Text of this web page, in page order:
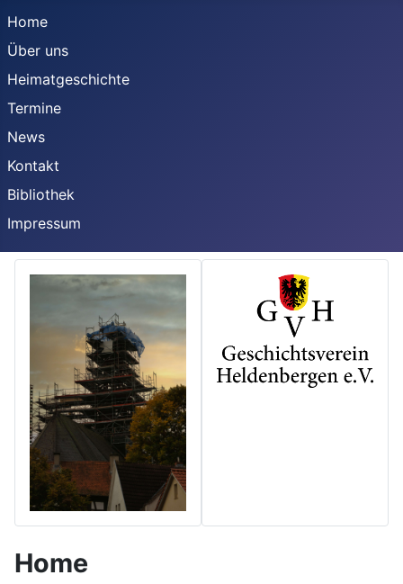
Home
Über uns
Heimatgeschichte
Termine
News
Kontakt
Bibliothek
Impressum
Home